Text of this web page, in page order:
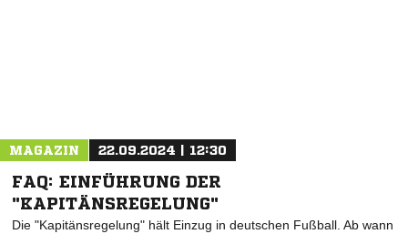
MAGAZIN 22.09.2024 | 12:30
FAQ: EINFÜHRUNG DER
"KAPITÄNSREGELUNG"
Die "Kapitänsregelung" hält Einzug in deutschen Fußball. Ab wann